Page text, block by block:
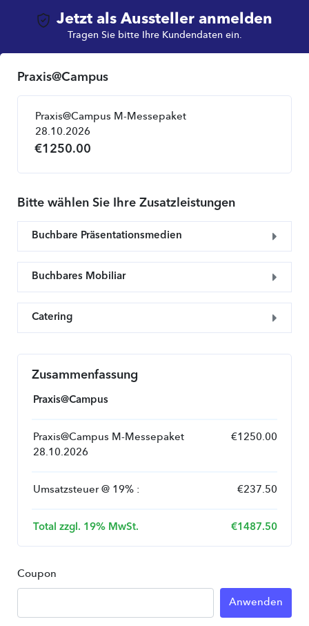
Jetzt als Aussteller anmelden
Tragen Sie bitte Ihre Kundendaten ein.
Praxis@Campus
Praxis@Campus M-Messepaket
28.10.2026
€1250.00
Bitte wählen Sie Ihre Zusatzleistungen
Buchbare Präsentationsmedien
Buchbares Mobiliar
Catering
Zusammenfassung
Praxis@Campus
Praxis@Campus M-Messepaket
28.10.2026
€1250.00
Umsatzsteuer@ 19% : €237.50
Total zzgl. 19% MwSt. €1487.50
Coupon
Anwenden